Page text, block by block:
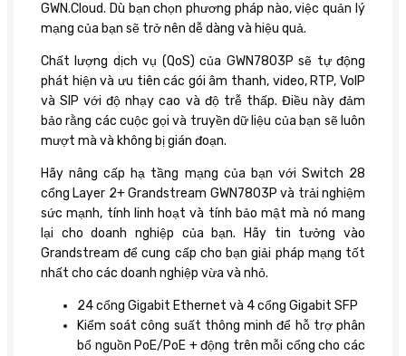
GWN.Cloud. Dù bạn chọn phương pháp nào, việc quản lý
mạng của bạn sẽ trở nên dễ dàng và hiệu quả.
Chất lượng dịch vụ (QoS) của GWN7803P sẽ tự động
phát hiện và ưu tiên các gói âm thanh, video, RTP, VoIP
và SIP với độ nhạy cao và độ trễ thấp. Điều này đảm
bảo rằng các cuộc gọi và truyền dữ liệu của bạn sẽ luôn
mượt mà và không bị gián đoạn.
Hãy nâng cấp hạ tầng mạng của bạn với Switch 28
cổng Layer 2+ Grandstream GWN7803P và trải nghiệm
sức mạnh, tính linh hoạt và tính bảo mật mà nó mang
lại cho doanh nghiệp của bạn. Hãy tin tưởng vào
Grandstream để cung cấp cho bạn giải pháp mạng tốt
nhất cho các doanh nghiệp vừa và nhỏ.
24 cổng Gigabit Ethernet và 4 cổng Gigabit SFP
Kiểm soát công suất thông minh để hỗ trợ phân
bổ nguồn PoE/PoE + động trên mỗi cổng cho các